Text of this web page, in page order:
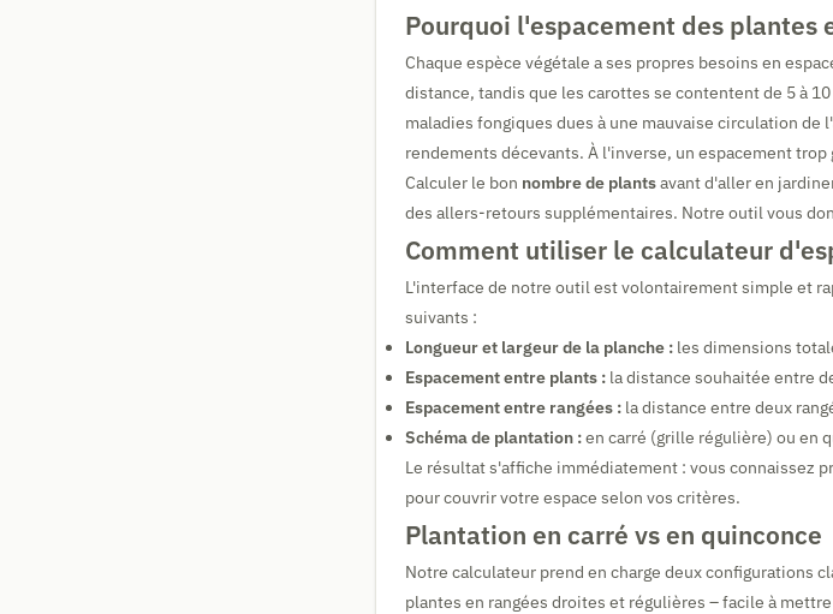
Pourquoi l'espacement des plantes
Chaque espèce végétale a ses propres besoins en
distance, tandis que les carottes se contentent de 5 à
maladies fongiques dues à une mauvaise circulation
rendements décevants. À l'inverse, un espacement
Calculer le bon nombre de plantsavant d'aller en
des allers-retours supplémentaires. Notre outil vous
Comment utiliser le calculateur
L'interface de notre outil est volontairement simple et
suivants :
Longueur et largeur de la planche : les dimensions
Espacement entre plants : la distance souhaitée entre
Espacement entre rangées : la distance entre deux
Schéma de plantation :en carré (grille régulière) ou en
Le résultat s'affiche immédiatement : vous connaissez
pour couvrir votre espace selon vos critères.
Plantation en carré vs en quinconce
Notre calculateur prend en charge deux configurations
plantes en rangées droites et régulières – facile à